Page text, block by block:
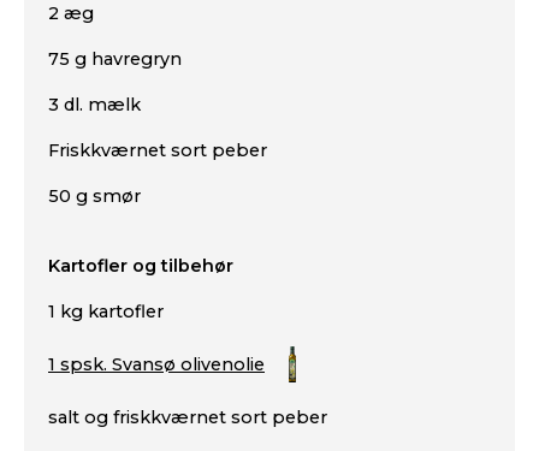
2 æg
75 g havregryn
3 dl. mælk
Friskkværnet sort peber
50 g smør
Kartofler og tilbehør
1 kg kartofler
1 spsk. Svansø olivenolie
salt og friskkværnet sort peber